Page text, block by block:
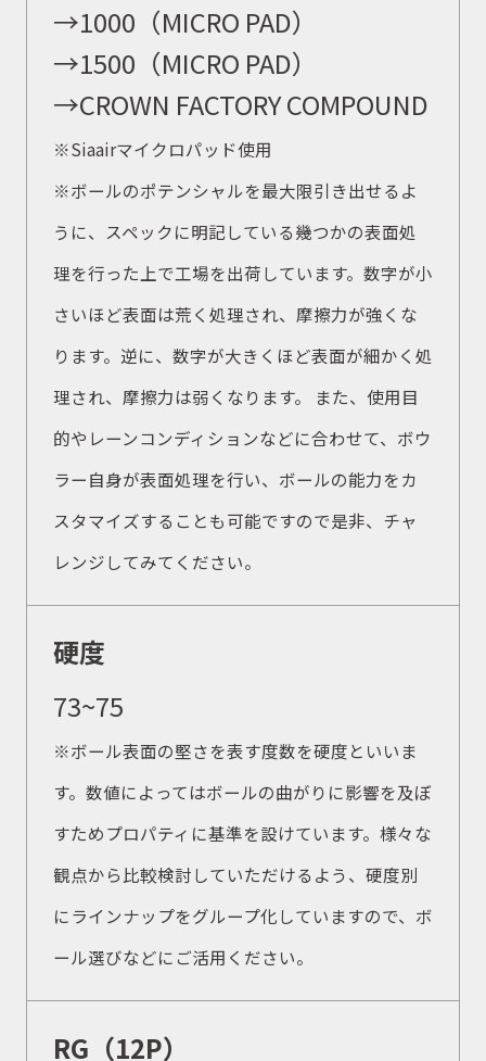
→1000（MICRO PAD）
→1500（MICRO PAD）
→CROWN FACTORY COMPOUND
※Siaairマイクロパッド使用
※ボールのポテンシャルを最大限引き出せるよ
うに、スペックに明記している幾つかの表面処
理を行った上で工場を出荷しています。数字が小
さいほど表面は荒く処理され、摩擦力が強くな
ります。逆に、数字が大きくほど表面が細かく処
理され、摩擦力は弱くなります。 また、使用目
的やレーンコンディションなどに合わせて、ボウ
ラー自身が表面処理を行い、ボールの能力をカ
スタマイズすることも可能ですので是非、チャ
レンジしてみてください。
硬度
73~75
※ボール表面の堅さを表す度数を硬度といいま
す。数値によってはボールの曲がりに影響を及ぼ
すためプロパティに基準を設けています。様々な
観点から比較検討していただけるよう、硬度別
にラインナップをグループ化していますので、ボ
ール選びなどにご活用ください。
RG（12P）